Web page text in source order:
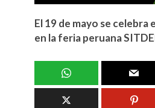
El 19 de mayo se celebra
en la feria peruana